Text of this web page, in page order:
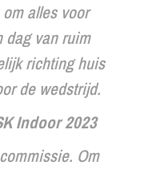
alles voor
dag van ruim
richting huis
de wedstrijd.
Indoor 2023
Om